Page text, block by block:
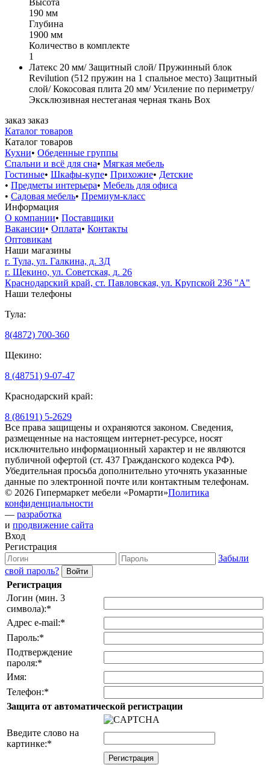
190 мм
Глубина
1900 мм
Количество в комплекте
1
Латекс 20 мм/ Защитный слой/ Пружинный блок
Revilution (512 пружин на 1 спальное место) Защитный
слой/ Кокосовая плита 20 мм/ Усиление по периметру/
Эксклюзивная нестеганая черная ткань Boх
заказ заказ
Каталог товаров
Каталог товаров
Кухни• Обеденные группы
Спальни и всё для сна• Мягкая мебель
Гостиные• Шкафы-купе• Прихожие• Детские
• Предметы интерьера• Мебель для офиса
• Садовая мебель• Премиум-класс
Информация
О компании• Поставщики
Вакансии• Оплата• Контакты
Оптовикам
Наши магазины
г. Тула, ул. Галкина, д. 3Д
г. Щекино, ул. Советская, д. 26
Краснодарский край, ст. Павловская, ул. Крупской 236 "А"
Наши телефоны
Тула:
8(4872) 700-360
Щекино:
8 (48751) 9-07-47
Краснодарский край:
8 (86191) 5-2629
Все права защищены и охраняются законом. Сведения,
размещенные на настоящем интернет-ресурсе, носят
исключительно информационный характер и не являются
публичной офертой (ст. 437 Гражданского кодекса РФ).
Убедительная просьба дополнительно уточнять указанные
данные по электронной почте или контактным телефонам.
© 2026 Гипермаркет мебели «Ромарти»Политика
конфиденциальности
— разработка
и продвижение сайта
Вход
Регистрация
Забыли
свой пароль?
Регистрация
Логин (мин. 3
символа):*
Адрес e-mail:*
Пароль:*
Подтверждение
пароля:*
Имя:
Телефон:*
Защита от автоматической регистрации
Введите слово на
картинке:*